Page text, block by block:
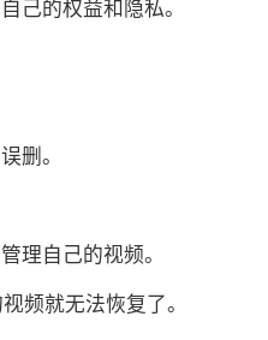
己的权益和隐私。
删。
理自己的视频。
频就无法恢复了。